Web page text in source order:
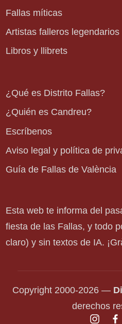
Fallas míticas
Artistas falleros legendarios
Libros y llibrets
¿Qué es Distrito Fallas?
¿Quién es Candreu?
Escríbenos
Aviso legal y política de
Guía de Fallas de València
Esta web te informa del
fiesta de las Fallas, y todo
claro) y sin textos de IA.
Copyright 2000-2026 —
derechos